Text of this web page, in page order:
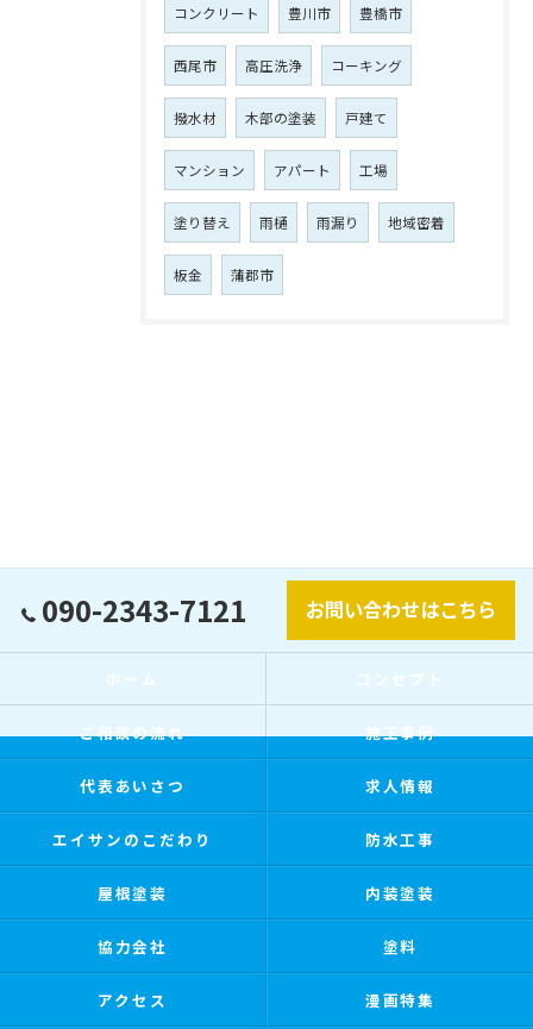
コンクリート 豊川市 豊橋市
西尾市 高圧洗浄 コーキング
撥水材 木部の塗装 戸建て
マンション アパート 工場
塗り替え 雨樋 雨漏り 地域密着
板金 蒲郡市
090-2343-7121 お問い合わせはこちら
ホーム コンセプト
ご相談の流れ 施工事例
代表あいさつ 求人情報
エイサンのこだわり 防水工事
屋根塗装 内装塗装
協力会社 塗料
アクセス 漫画特集